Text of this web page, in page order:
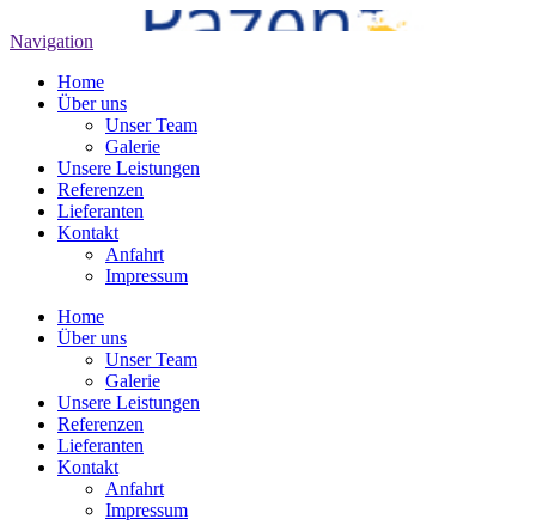
Navigation
Home
Über uns
Unser Team
Galerie
Unsere Leistungen
Referenzen
Lieferanten
Kontakt
Anfahrt
Impressum
Home
Über uns
Unser Team
Galerie
Unsere Leistungen
Referenzen
Lieferanten
Kontakt
Anfahrt
Impressum